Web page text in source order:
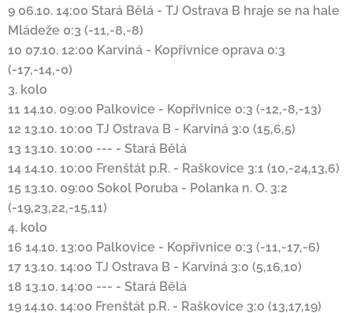
9 06.10. 14:00 Stará Bělá - TJ Ostrava B hraje se na hale
Mládeže 0:3 (-11,-8,-8)
10 07.10. 12:00 Karviná - Kopřivnice oprava 0:3
(-17,-14,-0)
3. kolo
11 14.10. 09:00 Palkovice - Kopřivnice 0:3 (-12,-8,-13)
12 13.10. 10:00 TJ Ostrava B - Karviná 3:0 (15,6,5)
13 13.10. 10:00 --- - Stará Bělá
14 14.10. 10:00 Frenštát p.R. - Raškovice 3:1 (10,-24,13,6)
15 13.10. 09:00 Sokol Poruba - Polanka n. O. 3:2
(-19,23,22,-15,11)
4. kolo
16 14.10. 13:00 Palkovice - Kopřivnice 0:3 (-11,-17,-6)
17 13.10. 14:00 TJ Ostrava B - Karviná 3:0 (5,16,10)
18 13.10. 14:00 --- - Stará Bělá
19 14.10. 14:00 Frenštát p.R. - Raškovice 3:0 (13,17,19)